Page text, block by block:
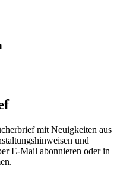
mit Neuigkeiten aus
und
E-Mail abonnieren oder in